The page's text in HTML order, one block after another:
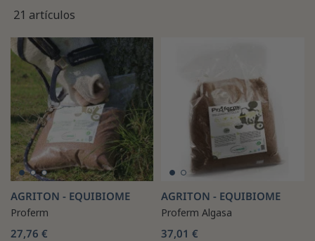
21 artículos
AGRITON - EQUIBIOME
Proferm
27,76 €
AGRITON - EQUIBIOME
Proferm Algasa
37,01 €